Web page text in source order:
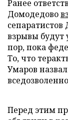
Ранее
Домодедово
сепаратистов
взрывы будут
пор, пока
То, что
Умаров
Перед этим